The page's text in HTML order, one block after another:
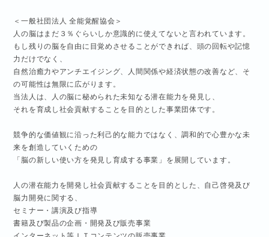
＜一般社団法人 全能覚醒協会＞
人の脳はまだ３％ぐらいしか意識的に使えてないと言われています。
もし残りの脳を自由に目覚めさせることができれば、頭の回転や記憶
力だけでなく、
自然治癒力やアンチエイジング、人間関係や経済状態の改善など、そ
の可能性は無限に広がります。
当法人は、人の脳に秘められた未知なる潜在能力を発見し、
それを育成し社会貢献することを目的とした事業団体です。
競争的な価値観に沿った利己的な能力ではなく、調和的で心豊かな未
来を創造していくための
「脳の新しい使い方を発見し育成する事業」を展開しています。
人の潜在能力を開発し社会貢献することを目的とした、自己啓発及び
脳力開発に関する、
セミナー・講演及び指導
書籍及び製品の企画・開発及び販売事業